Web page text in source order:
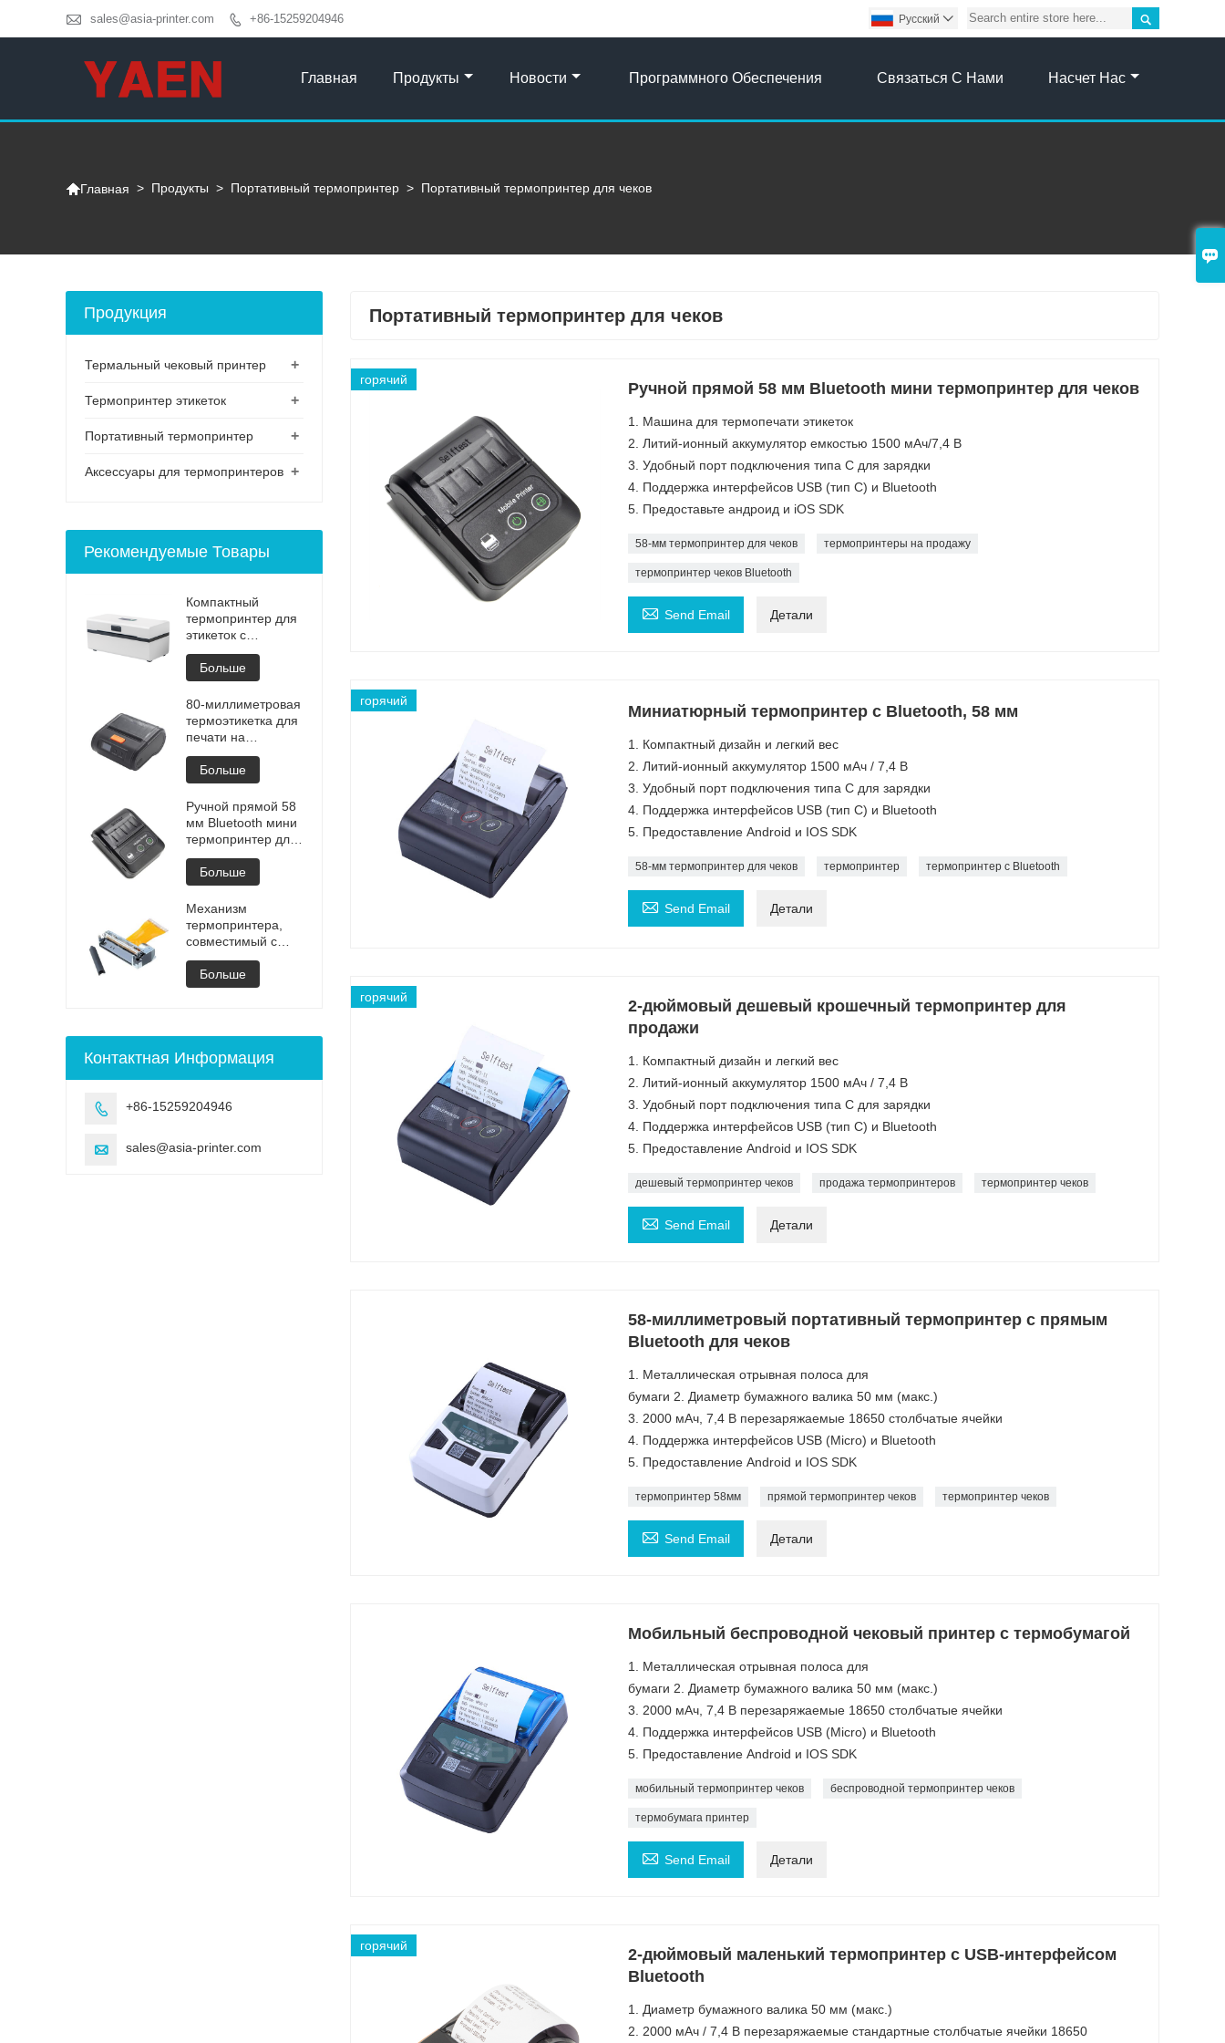

 sales@asia-printer.com  +86-15259204946 
Pусский 
Главная Продукты Новости Программного Обеспечения Связаться С Нами Насчет Нас
Главная > Продукты > Портативный термопринтер > Портативный термопринтер для чеков
Портативный термопринтер для чеков
горячий Ручной прямой 58 мм Bluetooth мини термопринтер для чеков
1. Машина для термопечати этикеток
2. Литий-ионный аккумулятор емкостью 1500 мАч/7,4 В
3. Удобный порт подключения типа C для зарядки
4. Поддержка интерфейсов USB (тип C) и Bluetooth
5. Предоставьте андроид и iOS SDK
58-мм термопринтер для чеков термопринтеры на продажу
термопринтер чеков Bluetooth
 Send Email Детали
горячий
Миниатюрный термопринтер с Bluetooth, 58 мм
1. Компактный дизайн и легкий вес
2. Литий-ионный аккумулятор 1500 мАч / 7,4 В
3. Удобный порт подключения типа C для зарядки
4. Поддержка интерфейсов USB (тип C) и Bluetooth
5. Предоставление Android и IOS SDK
58-мм термопринтер для чеков термопринтер термопринтер с Bluetooth
 Send Email Детали
горячий
2-дюймовый дешевый крошечный термопринтер для
продажи
1. Компактный дизайн и легкий вес
2. Литий-ионный аккумулятор 1500 мАч / 7,4 В
3. Удобный порт подключения типа C для зарядки
4. Поддержка интерфейсов USB (тип C) и Bluetooth
5. Предоставление Android и IOS SDK
дешевый термопринтер чеков продажа термопринтеров термопринтер чеков
 Send Email Детали
58-миллиметровый портативный термопринтер с прямым
Bluetooth для чеков
1. Металлическая отрывная полоса для
бумаги 2. Диаметр бумажного валика 50 мм (макс.)
3. 2000 мАч, 7,4 В перезаряжаемые 18650 столбчатые ячейки
4. Поддержка интерфейсов USB (Micro) и Bluetooth
5. Предоставление Android и IOS SDK
термопринтер 58мм прямой термопринтер чеков термопринтер чеков
 Send Email Детали
Мобильный беспроводной чековый принтер с термобумагой
1. Металлическая отрывная полоса для
бумаги 2. Диаметр бумажного валика 50 мм (макс.)
3. 2000 мАч, 7,4 В перезаряжаемые 18650 столбчатые ячейки
4. Поддержка интерфейсов USB (Micro) и Bluetooth
5. Предоставление Android и IOS SDK
мобильный термопринтер чеков беспроводной термопринтер чеков
термобумага принтер
 Send Email Детали
горячий
2-дюймовый маленький термопринтер с USB-интерфейсом
Bluetooth
1. Диаметр бумажного валика 50 мм (макс.)
2. 2000 мАч / 7,4 В перезаряжаемые стандартные столбчатые ячейки 18650
Продукция
+
Термальный чековый принтер
+
Термопринтер этикеток
+
Портативный термопринтер
+
Аксессуары для термопринтеров
Рекомендуемые Товары
Компактный
термопринтер для
этикеток с
Bluetooth для
удобной загрузки
бумаги
Больше
80-миллиметровая
термоэтикетка для
печати на
принтере с
поддержкой
андроид и iOS
Больше
Ручной прямой 58
мм Bluetooth мини
термопринтер для
чеков
Больше
Механизм
термопринтера,
совместимый с
Fujitsu
FTP628MCL101
Больше
Контактная Информация
 +86-15259204946
 sales@asia-printer.com